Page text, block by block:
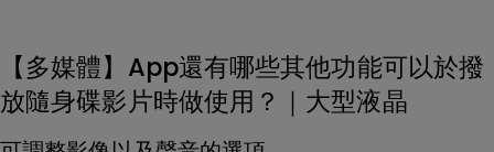
【多媒體】App還有哪些其他功能可以於撥
放隨身碟影片時做使用？｜大型液晶